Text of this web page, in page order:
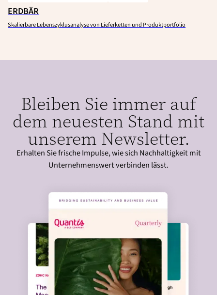
ERDBÄR
Skalierbare Lebenszyklusanalyse von Lieferketten und Produktportfolio
Bleiben Sie immer auf
dem neuesten Stand mit
unserem Newsletter.
Erhalten Sie frische Impulse, wie sich Nachhaltigkeit mit
Unternehmenswert verbinden lässt.